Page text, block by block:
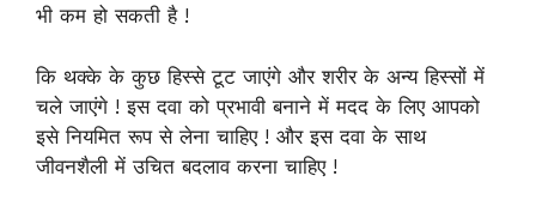
भी कम हो सकती है !
कि थक्के के कुछ हिस्से टूट जाएंगे और शरीर के अन्य हिस्सों में
चले जाएंगे ! इस दवा को प्रभावी बनाने में मदद के लिए आपको
इसे नियमित रूप से लेना चाहिए ! और इस दवा के साथ
जीवनशैली में उचित बदलाव करना चाहिए !